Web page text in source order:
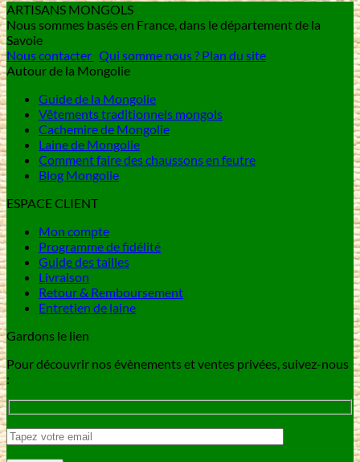
ARTISANS MONGOLS
Nous sommes basés en France, dans le département de la
Savoie
Nous contacter Qui somme nous ? Plan du site
Autour de la Mongolie
Guide de la Mongolie
Vêtements traditionnels mongols
Cachemire de Mongolie
Laine de Mongolie
Comment faire des chaussons en feutre
Blog Mongolie
ESPACE CLIENT
Mon compte
Programme de fidélité
Guide des tailles
Livraison
Retour & Remboursement
Entretien de laine
Gardons le lien
Pour découvrir nos évènements et ventes privées, suivez-nous
: